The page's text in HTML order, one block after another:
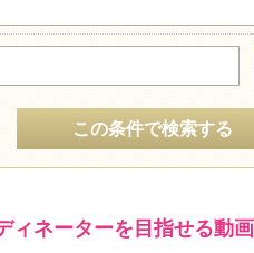
この条件で検索する
ィネーターを目指せる動